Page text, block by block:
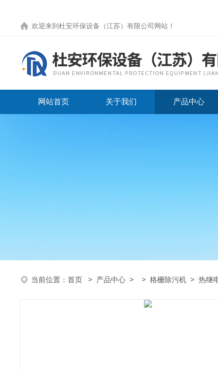
欢迎来到 杜安环保设备（江苏）有限公司网站 ！
网站首页 关于我们 产品中心
当前位置： 首页 > 产品中心 > > 格栅除污机 > 热继